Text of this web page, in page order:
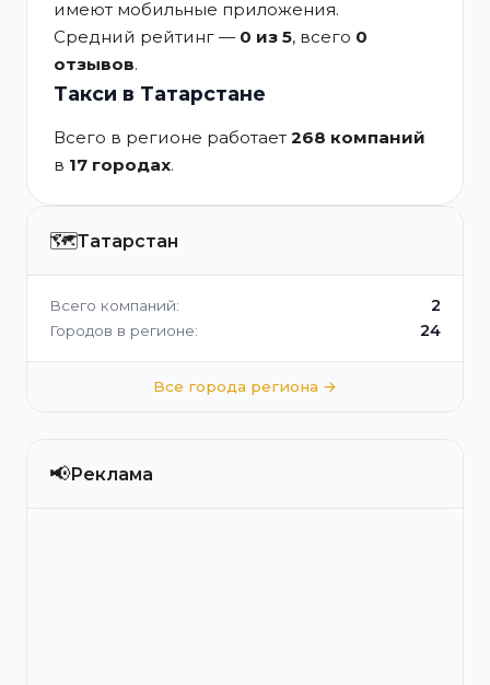
имеют мобильные приложения.
Средний рейтинг — 0 из 5, всего 0
отзывов.
Такси в Татарстане
Всего в регионе работает 268 компаний
в 17 городах.
🗺️Татарстан
Всего компаний: 2
Городов в регионе: 24
Все города региона →
📢Реклама